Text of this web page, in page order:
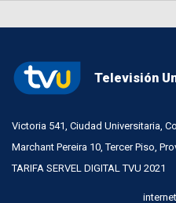
Televisión
Victoria 541, Ciudad Universitaria,
Marchant Pereira 10, Tercer Piso,
TARIFA SERVEL DIGITAL TVU 2021